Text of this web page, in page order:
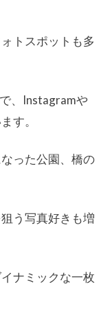
トスポットも多
、Instagramや
す。
った公園、橋の
う写真好きも増
ナミックな一枚